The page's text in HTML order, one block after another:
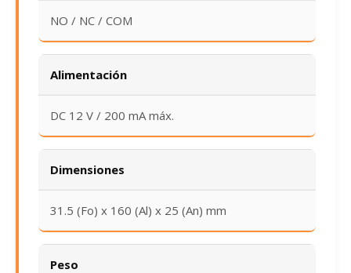
NO / NC / COM
Alimentación
DC 12 V / 200 mA máx.
Dimensiones
31.5 (Fo) x 160 (Al) x 25 (An) mm
Peso